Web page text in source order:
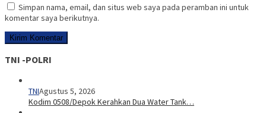
Simpan nama, email, dan situs web saya pada peramban ini untuk
komentar saya berikutnya.
TNI -POLRI
TNIAgustus 5, 2026
Kodim 0508/Depok Kerahkan Dua Water Tank…